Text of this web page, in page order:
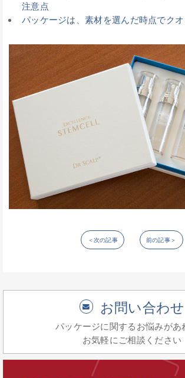
注意点
パッケージは、素材を選んだ時点でク
＜次の記事 前の記事＞
お問い合わせ
パッケージに関するお悩みがあ
お気軽にご相談ください